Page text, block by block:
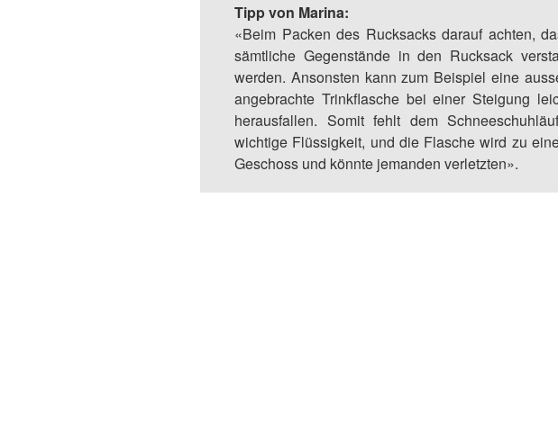
Tipp von Marina:
«Beim Packen des Rucksacks darauf achten,
sämtliche Gegenstände in den Rucksack
werden. Ansonsten kann zum Beispiel eine
angebrachte Trinkflasche bei einer Steigung
herausfallen. Somit fehlt dem
wichtige Flüssigkeit, und die Flasche wird zu
Geschoss und könnte jemanden verletzten».